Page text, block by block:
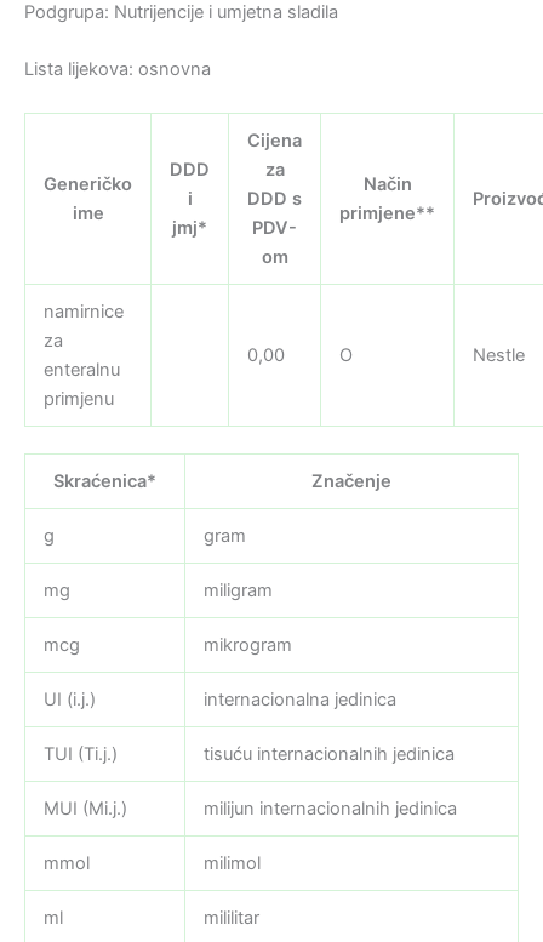
Podgrupa: Nutrijencije i umjetna sladila
Lista lijekova: osnovna
Generičko
ime
DDD
i
jmj*
Cijena
za
DDD s
PDV-
om
Način
primjene**
namirnice
za
enteralnu
primjenu
0,00 O Nestle
Skraćenica* Značenje
g gram
mg miligram
mcg mikrogram
UI (i.j.) internacionalna jedinica
TUI (Ti.j.) tisuću internacionalnih jedinica
MUI (Mi.j.) milijun internacionalnih jedinica
mmol milimol
ml mililitar